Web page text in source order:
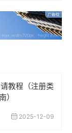
教程（注册类
）
2025-12-09